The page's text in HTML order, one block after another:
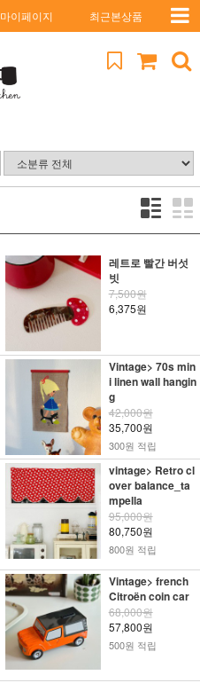
마이페이지 최근본상품
레트로 빨간 버섯
빗
7,500원
6,375원
Vintage> 70s min
i linen wall hangin
g
42,000원
35,700원
300원 적립
vintage> Retro cl
over balance_ta
mpella
95,000원
80,750원
800원 적립
Vintage> french
Citroën coin car
68,000원
57,800원
500원 적립